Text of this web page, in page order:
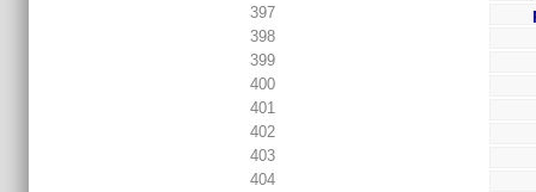
397
398
399
400
401
402
403
404